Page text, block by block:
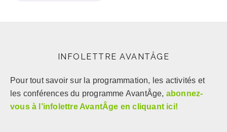
INFOLETTRE AVANTÂGE
Pour tout savoir sur la programmation, les activités et
les conférences du programme AvantÂge, abonnez-
vous à l’infolettre AvantÂge en cliquant ici!